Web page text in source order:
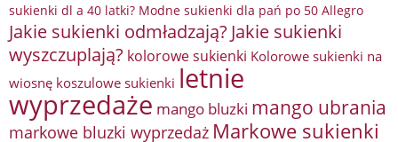
sukienki dl a 40 latki? Modne sukienki dla pań po 50 Allegro
Jakie sukienki odmładzają? Jakie sukienki
wyszczuplają? kolorowe sukienki Kolorowe sukienki na
wiosnę koszulowe sukienki letnie
wyprzedaże mango bluzki mango ubrania
markowe bluzki wyprzedaż Markowe sukienki